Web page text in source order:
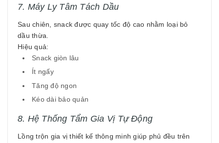
7. Máy Ly Tâm Tách Dầu
Sau chiên, snack được quay tốc độ cao nhằm loại bỏ
dầu thừa.
Hiệu quả:
Snack giòn lâu
Ít ngấy
Tăng độ ngon
Kéo dài bảo quản
8. Hệ Thống Tẩm Gia Vị Tự Động
Lồng trộn gia vị thiết kế thông minh giúp phủ đều trên